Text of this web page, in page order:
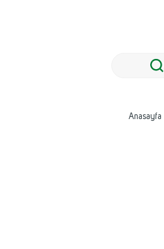
Anasayfa